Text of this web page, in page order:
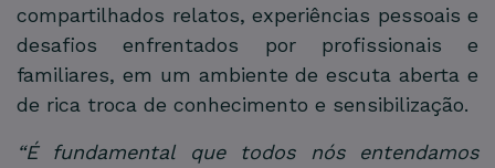
compartilhados relatos, experiências pessoais e
desafios enfrentados por profissionais e
familiares, em um ambiente de escuta aberta e
de rica troca de conhecimento e sensibilização.
“É fundamental que todos nós entendamos